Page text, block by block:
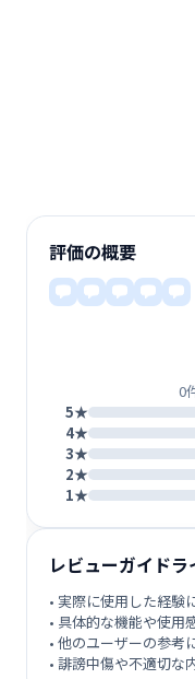
評価の概要
0
5★
4★
3★
2★
1★
レビューガイドラ
• 実際に使用した経験
• 具体的な機能や使用
• 他のユーザーの参考
• 誹謗中傷や不適切な